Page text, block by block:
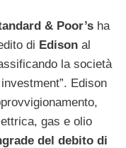
& Poor’s ha
di Edison al
la società
investment”. Edison
gas e olio
del debito di